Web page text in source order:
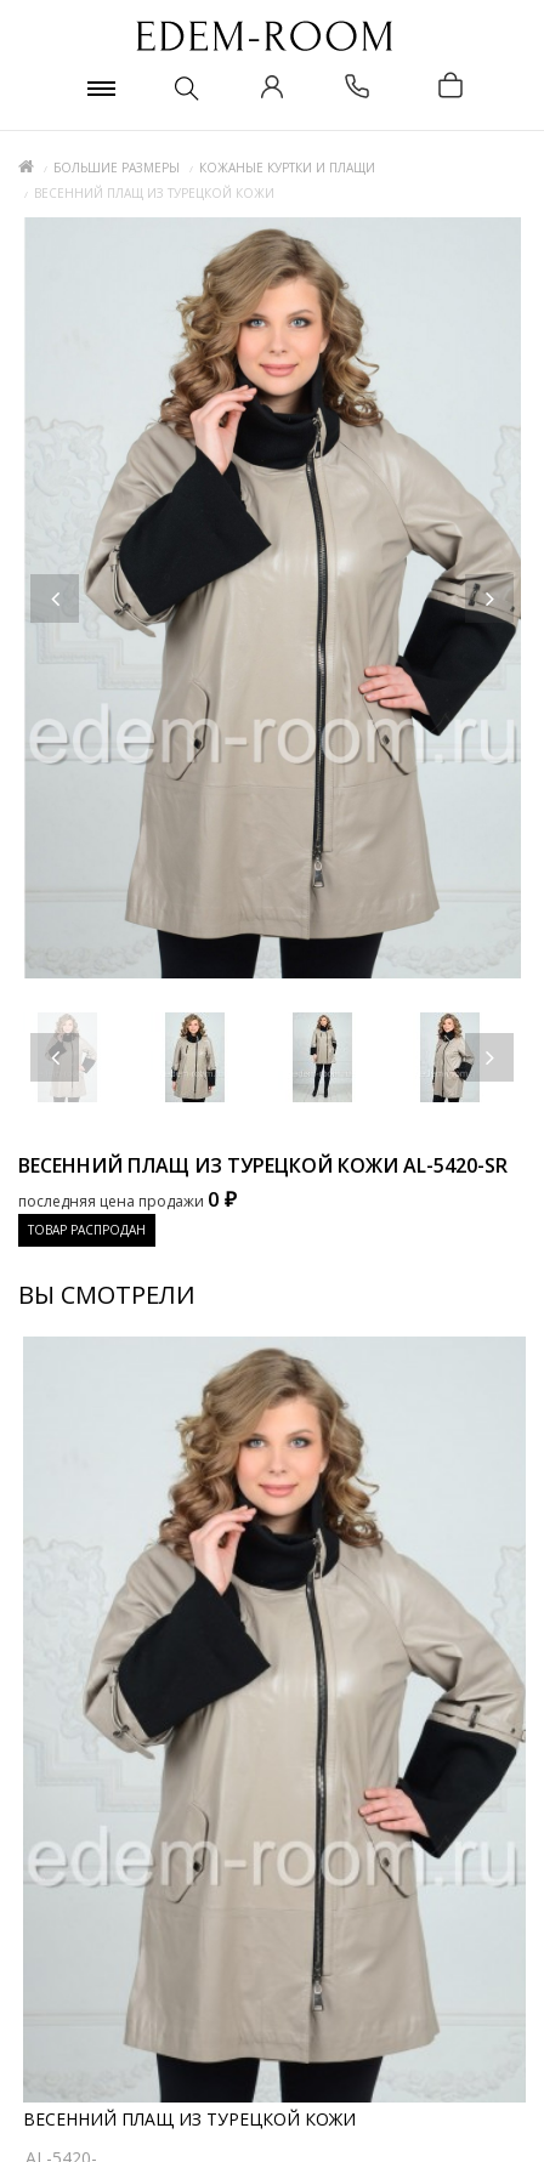
БОЛЬШИЕ РАЗМЕРЫ
КОЖАНЫЕ КУРТКИ И ПЛАЩИ
ВЕСЕННИЙ ПЛАЩ ИЗ ТУРЕЦКОЙ КОЖИ
ВЕСЕННИЙ ПЛАЩ ИЗ ТУРЕЦКОЙ КОЖИ AL-5420-SR
последняя цена продажи 0 ₽
ТОВАР РАСПРОДАН
ВЫ СМОТРЕЛИ
ВЕСЕННИЙ ПЛАЩ ИЗ ТУРЕЦКОЙ КОЖИ
AL-5420-